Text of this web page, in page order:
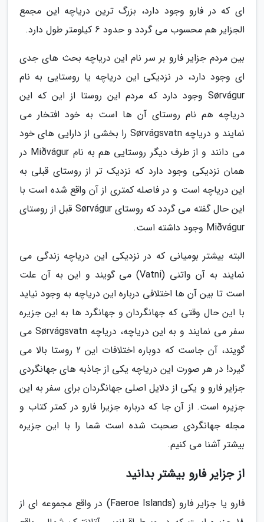
ای که در فارو وجود دارد، بزرگ ترین دریاچه این مجمع
الجزایر هم محسوب می گردد و حدود 6 کیلومتر طول دارد.
بین مردم جزایر فارو بر سر نام این دریاچه بحث های جدی
ای وجود دارد، در نزدیکی این دریاچه یا روستایی به نام
Sørvágur وجود دارد که مردم این روستا از این که این
دریاچه هم نام روستای آن ها است به خود افتخار می
نمایند و دریاچه Sørvágsvatn را بخشی از دارایی های خود
می دانند و از طرف دیگر روستایی هم به نام Miðvágur در
همان نزدیکی وجود دارد که نزدیک تر از روستای قبلی به
این دریاچه است و در فاصله کمتری از آن واقع شده است با
این حال گفته می گردد که روستای Sørvágur قبل از روستای
Miðvágur وجود داشته است.
البته بیشتر بومیانی که در نزدیکی این دریاچه زندگی می
نمایند به آن واتنی (Vatni) می گویند و این به آن علت
است تا بین آن ها اختلافی درباره این دریاچه به وجود نیاید
با این حال وقتی که جهانگردان و جهانگرد ها به این جزیره
سفر می نمایند و به این دریاچه، دریاچه Sørvágsvatn می
گویند، آن جاست که دوباره اختلافات این 2 روستا بالا می
گیرد! در هر صورت این دریاچه یکی از جاذبه های جهانگردی
جزایر فارو و یکی از دلایل اصلی جهانگردان برای سفر به این
جزیره است. از آن جا که درباره جزیرا فارو در کمتر کتاب و
مجله جهانگردی صحبت شده است شما را با این جزیره
بیشتر آشنا می کنیم.
از جزایر فارو بیشتر بدانید
فارو یا جزایر فارو (Faeroe Islands) در واقع مجموعه ای از